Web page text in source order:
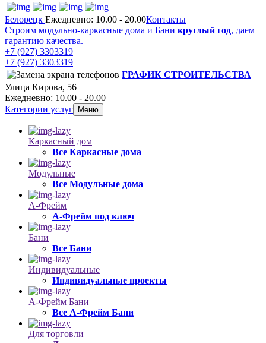
Белорецк Ежедневно: 10.00 - 20.00Контакты
Строим модульно-каркасные дома и Бани круглый год, даем
гарантию качества.
+7 (927) 3303319
+7 (927) 3303319
ГРАФИК СТРОИТЕЛЬСТВА
Улица Кирова, 56
Ежедневно: 10.00 - 20.00
Категории услуг
Меню
Каркасный дом
Все Каркасные дома
Модульные
Все Модульные дома
А-Фрейм
А-Фрейм под ключ
Бани
Все Бани
Индивидуальные
Индивидуальные проекты
А-Фрейм Бани
Все А-Фрейм Бани
Для торговли